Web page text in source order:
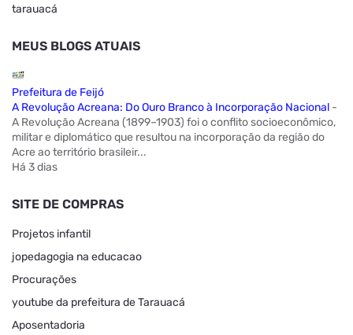
tarauacá
MEUS BLOGS ATUAIS
Prefeitura de Feijó
A Revolução Acreana: Do Ouro Branco à Incorporação Nacional -
A Revolução Acreana (1899–1903) foi o conflito socioeconômico,
militar e diplomático que resultou na incorporação da região do
Acre ao território brasileir...
Há 3 dias
SITE DE COMPRAS
Projetos infantil
jopedagogia na educacao
Procurações
youtube da prefeitura de Tarauacá
Aposentadoria